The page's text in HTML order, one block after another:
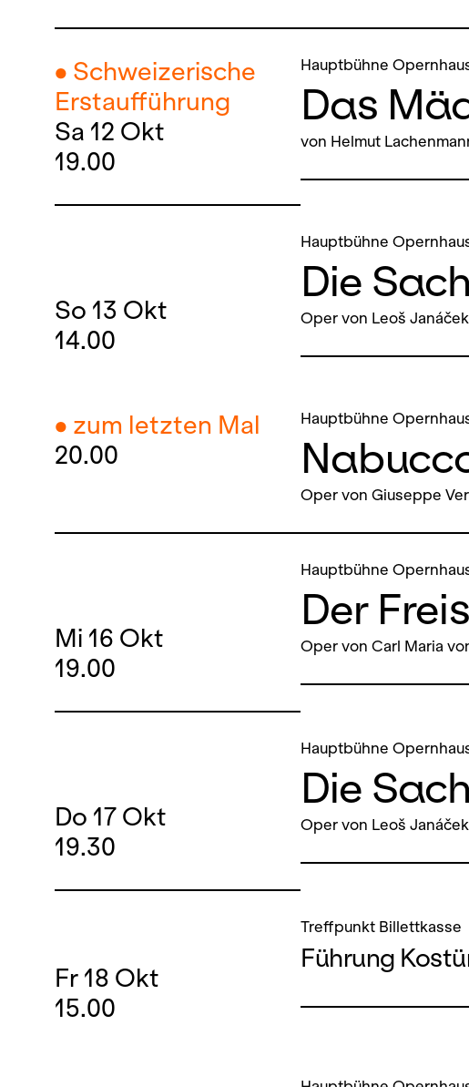
● Schweizerische
Erstaufführung
Sa 12 Okt
19.00
Hauptbühne
Das
von Helmut
So 13 Okt
14.00
Hauptbühne
Die
Oper von Leoš Janáček
● zum letzten Mal
20.00
Hauptbühne
Oper von Giuseppe
Mi 16 Okt
19.00
Hauptbühne
Der
Oper von Carl Maria
Do 17 Okt
19.30
Hauptbühne
Die
Oper von Leoš Janáček
Fr 18 Okt
15.00
Treffpunkt Billettkasse
Führung